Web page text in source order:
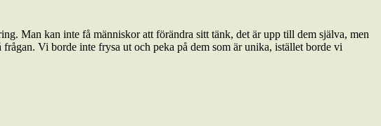
Man kan inte få människor att förändra sitt tänk, det är upp till dem själva, men
Vi borde inte frysa ut och peka på dem som är unika, istället borde vi